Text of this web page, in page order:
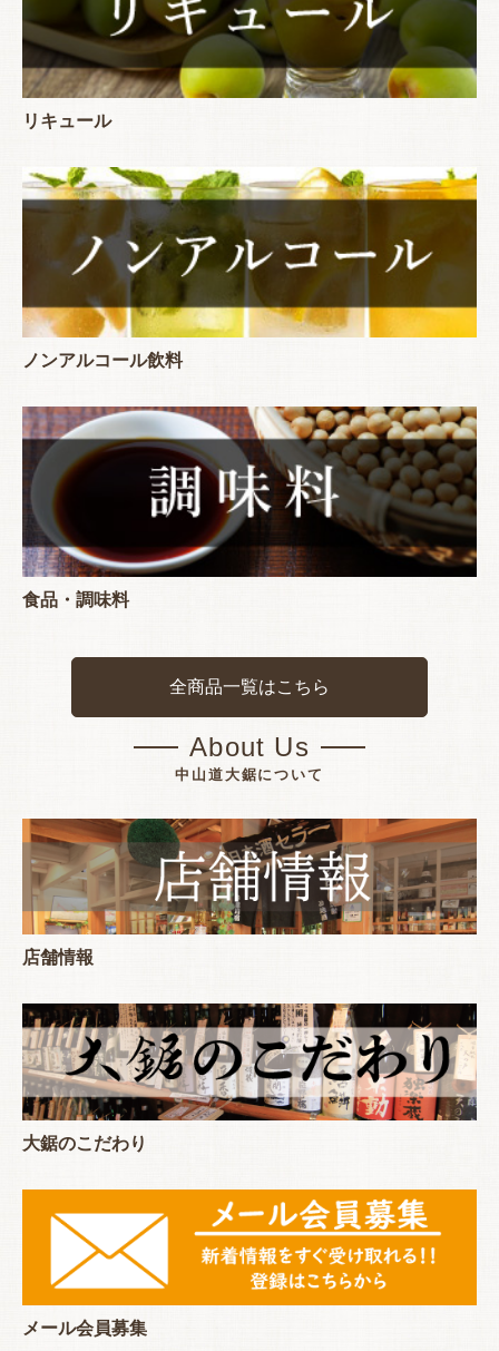
リキュール
ノンアルコール飲料
食品・調味料
全商品一覧はこちら
About Us
中山道大鋸について
店舗情報
大鋸のこだわり
メール会員募集